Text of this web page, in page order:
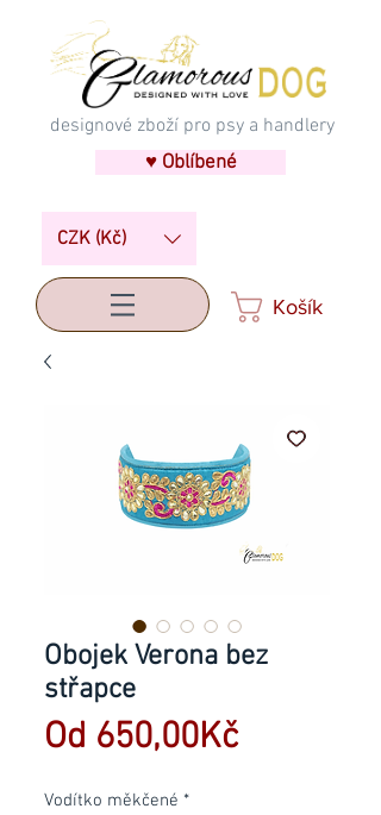
designové zboží pro psy a handlery
♥ Oblíbené
CZK (Kč)
Košík
Obojek Verona bez
střapce
Od 650,00Kč
Vodítko měkčené *